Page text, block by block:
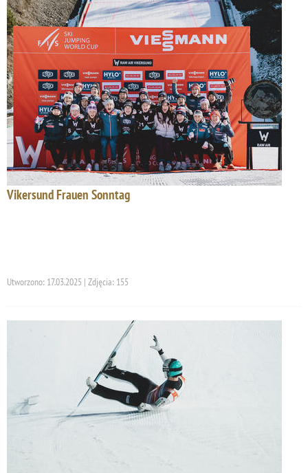
Vikersund Frauen Sonntag
Utworzono: 17.03.2025 | Zdjęcia: 155